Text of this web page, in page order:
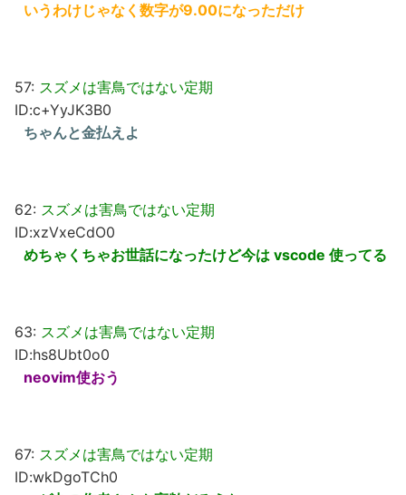
いうわけじゃなく数字が9.00になっただけ
57: スズメは害鳥ではない定期
ID:c+YyJK3B0
ちゃんと金払えよ
62: スズメは害鳥ではない定期
ID:xzVxeCdO0
めちゃくちゃお世話になったけど今は vscode 使ってる
63: スズメは害鳥ではない定期
ID:hs8Ubt0o0
neovim使おう
67: スズメは害鳥ではない定期
ID:wkDgoTCh0